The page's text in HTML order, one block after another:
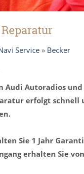
Service» Becker
Audi Autoradios
erfolgt
Sie 1 Jahr
erhalten Sie